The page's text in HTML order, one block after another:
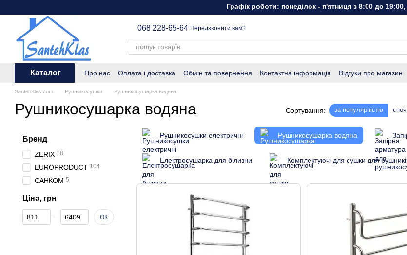
Графік роботи: понеділок - п'ятниця з 8:00 до 19:00, субота -
068 228-65-64 Передзвонити вам?
Каталог Про нас Оплата і доставка Обмін та повернення Контактна інформація Відгуки про магазин
SantehKlas.com Рушникосушки Рушникосушарка водяна
Рушникосушарка водяна Сортування: за популярністю
Рушникосушки електричні Рушникосушарка водяна
Електросушарка для білизни Комплектуючі для сушки для
Бренд
ZERIX 18
EUROPRODUCT 104
САНКОМ 5
Ціна, грн
Від Ціна, грн
До Ціна, грн ОК